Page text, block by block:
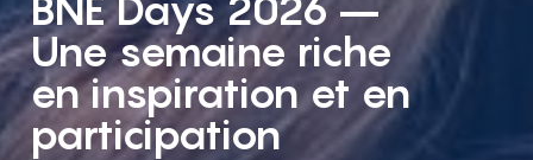
Une semaine riche
en inspiration et en
participation